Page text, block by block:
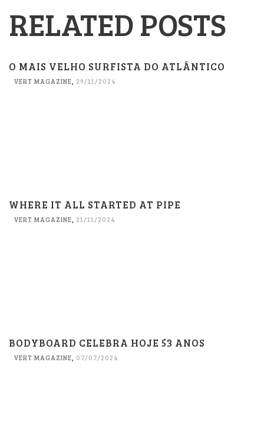
RELATED POSTS
O MAIS VELHO SURFISTA DO ATLÂNTICO
VERT MAGAZINE 29/11/2024
WHERE IT ALL STARTED AT PIPE
VERT MAGAZINE, 21/11/2024
BODYBOARD CELEBRA HOJE 53 ANOS
VERT MAGAZINE, 07/07/2024